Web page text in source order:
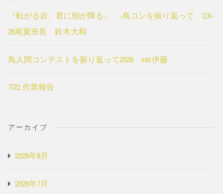
『転がる岩、君に朝が降る』 -鳥コンを振り返って QX-
26尾翼班長 鈴木大和
鳥人間コンテストを振り返って2026 ver.伊藤
7/21 作業報告
アーカイブ
2026年8月
2026年7月